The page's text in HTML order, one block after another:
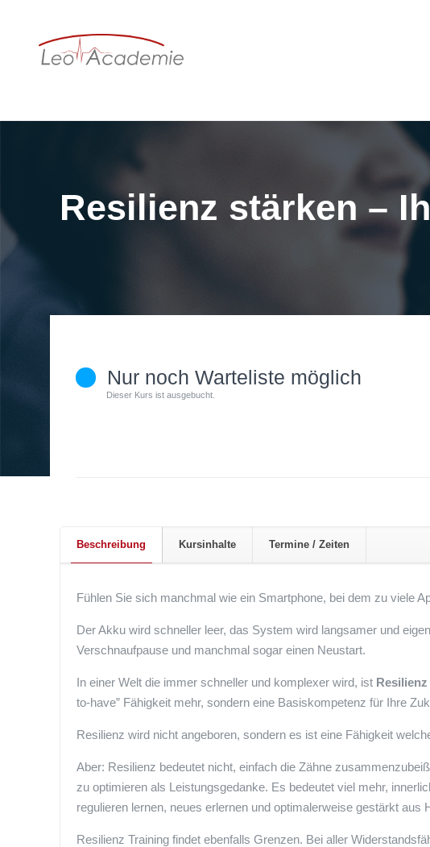
Resilienz stärken –
Nur noch Warteliste möglich
Dieser Kurs ist ausgebucht.
Beschreibung Kursinhalte Termine / Zeiten
Fühlen Sie sich manchmal wie ein Smartphone, bei dem zu viele
Der Akku wird schneller leer, das System wird langsamer und
Verschnaufpause und manchmal sogar einen Neustart.
In einer Welt die immer schneller und komplexer wird, ist
to-have” Fähigkeit mehr, sondern eine Basiskompetenz für Ihre
Resilienz wird nicht angeboren, sondern es ist eine Fähigkeit
Aber: Resilienz bedeutet nicht, einfach die Zähne
zu optimieren als Leistungsgedanke. Es bedeutet viel mehr,
regulieren lernen, neues erlernen und optimalerweise gestärkt aus
Resilienz Training findet ebenfalls Grenzen. Bei aller